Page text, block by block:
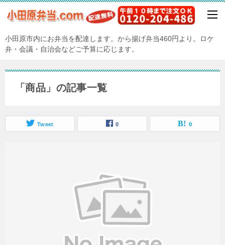
小田原市内にお弁当を配達します。から揚げ弁当460円より。ロケ
弁・会議・自治会などご予算に応じます。
「商品」の記事一覧
Tweet 0 0